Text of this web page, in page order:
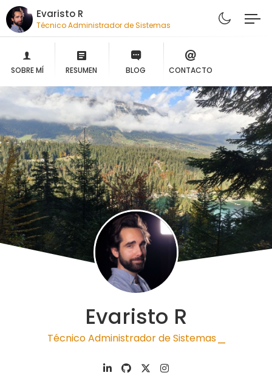
Evaristo R
Técnico Administrador de Sistemas
SOBRE MÍ RESUMEN BLOG CONTACTO
Evaristo R
Técnico Administrador de Sistemas |